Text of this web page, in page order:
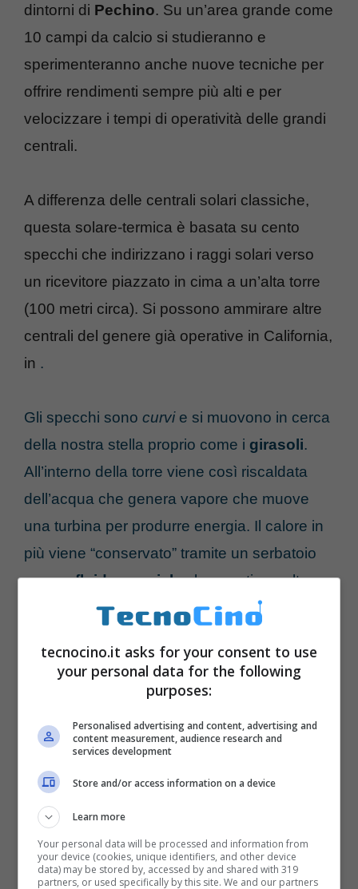
dintorni di Pechino. Su un’area grande come
10 campi da calcio si studieranno e
sperimenteranno anche nuove tecniche per
offrire rendimenti sempre più alti e per
velocizzare i tempi di operatività delle grandi
centrali.
A differenza delle centrali solari classiche,
questa solare-termica è basata su cento
specchi che indirizzano i raggi solari verso
un ricevitore piazzato in cima a un’alta torre
(100 metri circa). Si possono ammirare altre
centrali del genere già operative in California,
in .
Gli specchi sono curvie si muovono in cerca
della nostra stella proprio come i girasoli.
All’interno della torre viene così riscaldata
dell’acqua che genera vapore che muove
una turbina per produrre energia. Il calore in
più viene “conservato” tramite un serbatoio
con unfluido specialeche mantiene alte
temperature per lungo tempo.
tecnocino.it asks for your consent to use
your personal data for the following
purposes:
Personalised advertising and content, advertising and
content measurement, audience research and
services development
Store and/or access information on a device
Learn more
Your personal data will be processed and information from
your device (cookies, unique identifiers, and other device
data) may be stored by, accessed by and shared with 319
partners, or used specifically by this site. We and our partners